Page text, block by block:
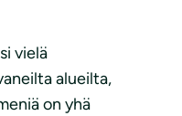
vielä
alueilta,
on yhä